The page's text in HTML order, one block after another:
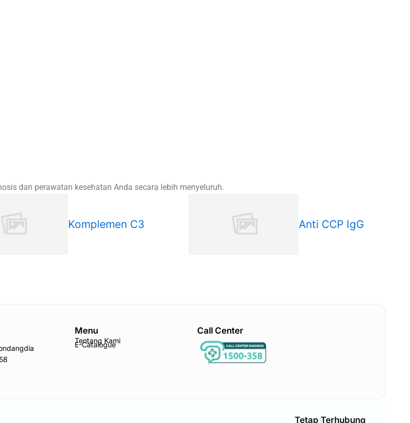
dan perawatan kesehatan Anda secara lebih menyeluruh.
Komplemen C3 Anti CCP IgG
Menu
Tentang Kami
E-Catalogue
Call Center
Tetap Terhubung